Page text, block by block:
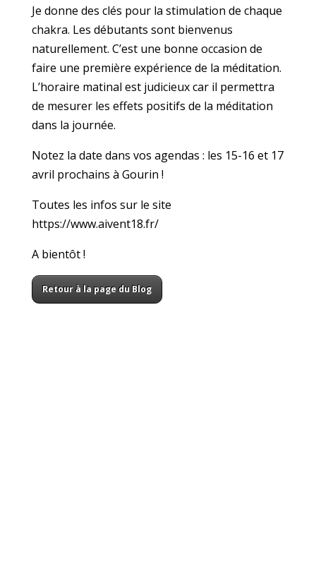
Je donne des clés pour la stimulation de chaque
chakra. Les débutants sont bienvenus
naturellement. C’est une bonne occasion de
faire une première expérience de la méditation.
L’horaire matinal est judicieux car il permettra
de mesurer les effets positifs de la méditation
dans la journée.
Notez la date dans vos agendas : les 15-16 et 17
avril prochains à Gourin !
Toutes les infos sur le site
https://www.aivent18.fr/
A bientôt !
Retour à la page du Blog